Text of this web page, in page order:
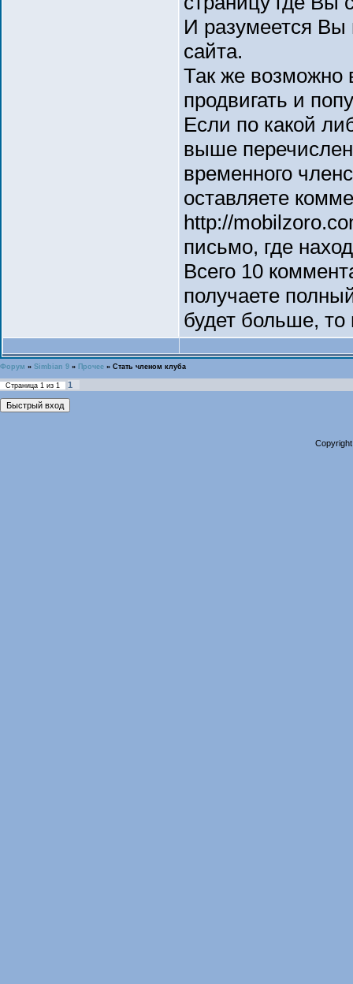
И разумеется Вы
сайта.
Так же возможно
продвигать и
Если по какой
выше
временного
оставляете
http://
письмо, где
Всего 10
получаете
будет больше,
Форум » Simbian 9 » Прочее » Стать членом клуба
Страница 1 из 1 1